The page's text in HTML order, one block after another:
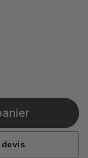
devis